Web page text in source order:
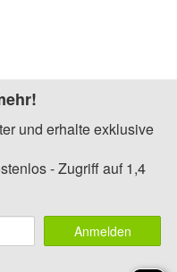
und erhalte exklusive
- Zugriff auf 1,4
Anmelden